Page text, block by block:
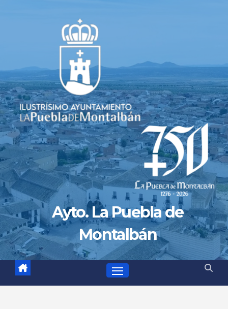
Ayto. La Puebla de
Montalbán